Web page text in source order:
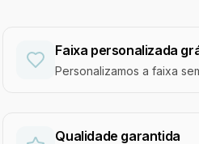
Faixa personalizada
Personalizamos a faixa
Qualidade garantida